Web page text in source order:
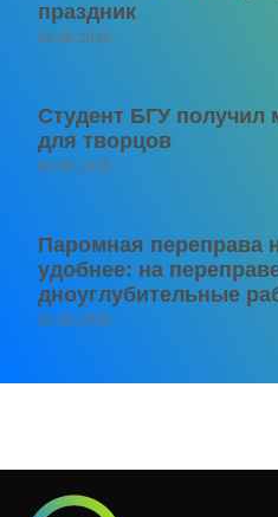
праздник
06.08.2026
Студент БГУ получил
для творцов
06.08.2026
Паромная переправа
удобнее: на
дноуглубительные
06.08.2026